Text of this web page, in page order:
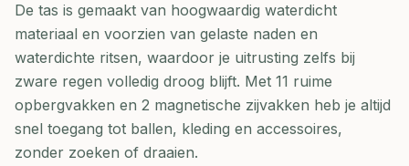
De tas is gemaakt van hoogwaardig waterdicht
materiaal en voorzien van gelaste naden en
waterdichte ritsen, waardoor je uitrusting zelfs bij
zware regen volledig droog blijft. Met 11 ruime
opbergvakken en 2 magnetische zijvakken heb je altijd
snel toegang tot ballen, kleding en accessoires,
zonder zoeken of draaien.